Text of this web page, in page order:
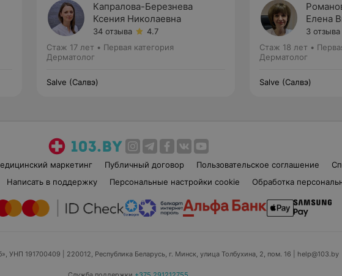
Капралова-Березнева
Ксения Николаевна
34 отзыва
4.7
Стаж 17 лет • Первая категория
Дерматолог
Salve (Салвэ)
Елена
3 отзыва
Стаж 18 лет •
Дерматолог
Salve (Салвэ)
маркетинг Публичный договор Пользовательское соглашение
Написать в поддержку Персональные настройки cookie Обработка
УНП 191700409 | 220012, Республика Беларусь, г. Минск, улица Толбухина, 2, пом. 16 | help@103.by